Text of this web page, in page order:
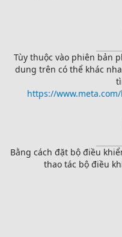
Tùy thuộc vào phiên bản
dung trên có thể khác
https://
Bằng cách đặt bộ điều
thao tác bộ điều